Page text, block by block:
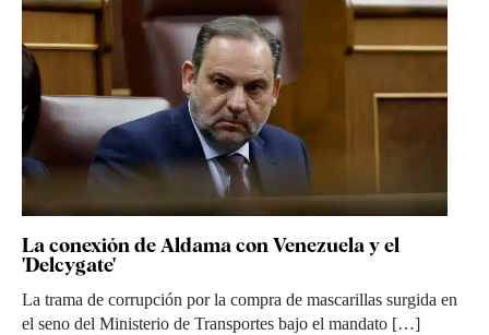
La conexión de Aldama con Venezuela y el
'Delcygate'
La trama de corrupción por la compra de mascarillas surgida en
el seno del Ministerio de Transportes bajo el mandato […]